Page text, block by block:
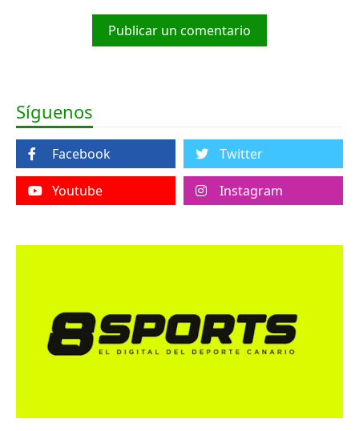
Publicar un comentario
Síguenos
Facebook Twitter
Youtube Instagram